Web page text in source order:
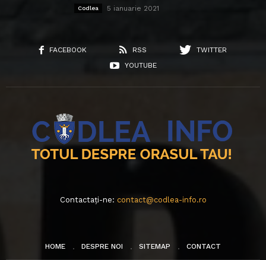
Codlea 5 ianuarie 2021
FACEBOOK RSS
TWITTER
YOUTUBE
Contactați-ne: contact@codlea-info.ro
HOME DESPRE NOI SITEMAP CONTACT